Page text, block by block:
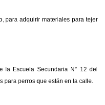
para adquirir materiales para tejer
la Escuela Secundaria N° 12 del
para perros que están en la calle.